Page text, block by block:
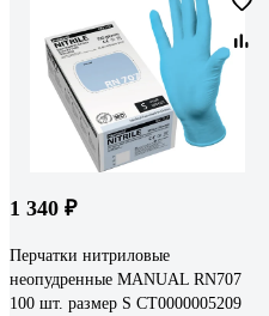
1 340 ₽
Перчатки нитриловые
неопудренные MANUAL RN707
100 шт. размер S CT0000005209